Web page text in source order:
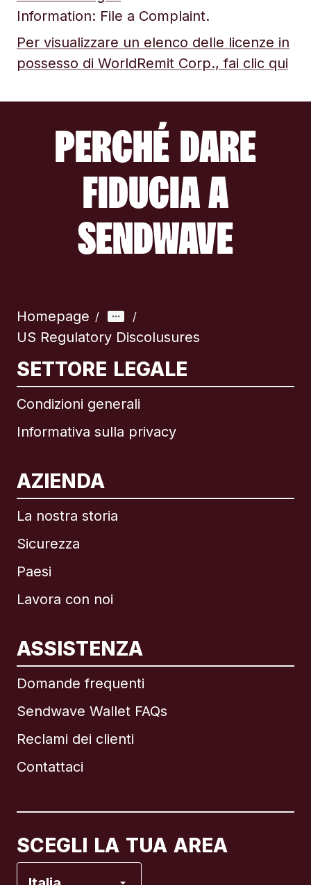
Information: File a Complaint.
Per visualizzare un elenco delle licenze in
possesso di WorldRemit Corp., fai clic qui
PERCHÉ DARE
FIDUCIA A
SENDWAVE
Homepage / /
US Regulatory Discolusures
SETTORE LEGALE
Condizioni generali
Informativa sulla privacy
AZIENDA
La nostra storia
Sicurezza
Paesi
Lavora con noi
ASSISTENZA
Domande frequenti
Sendwave Wallet FAQs
Reclami dei clienti
Contattaci
SCEGLI LA TUA AREA
Internazionale English
Brasile